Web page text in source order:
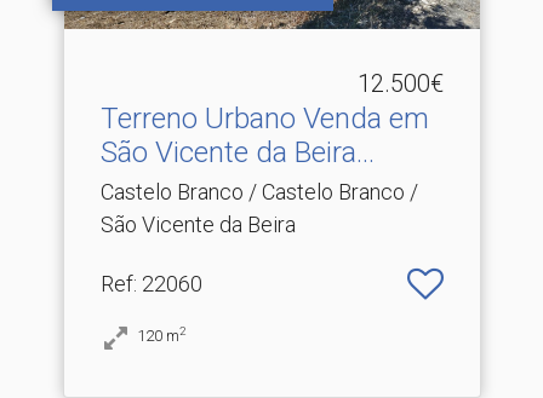
12.500€
Terreno Urbano Venda em
São Vicente da Beira.​..
Castelo Branco / Castelo Branco /
São Vicente da Beira
Ref: 22060
120 m2